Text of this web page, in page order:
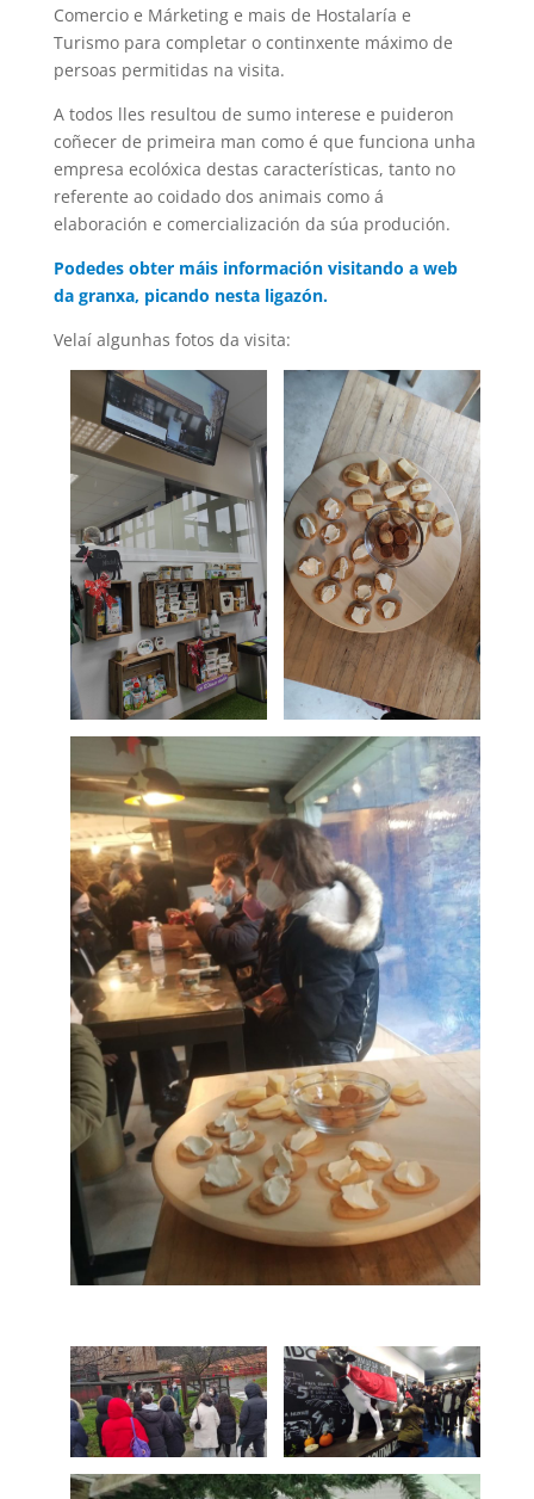
Comercio e Márketing e mais de Hostalaría e
Turismo para completar o continxente máximo de
persoas permitidas na visita.
A todos lles resultou de sumo interese e puideron
coñecer de primeira man como é que funciona unha
empresa ecolóxica destas características, tanto no
referente ao coidado dos animais como á
elaboración e comercialización da súa produción.
Podedes obter máis información visitando a web
da granxa, picando nesta ligazón.
Velaí algunhas fotos da visita: